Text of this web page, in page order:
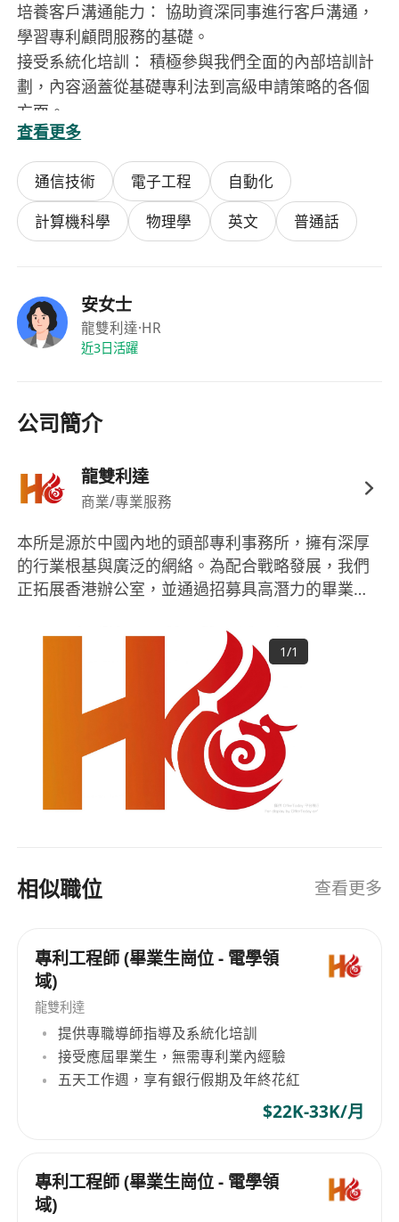
培養客戶溝通能力： 協助資深同事進行客戶溝通，
學習專利顧問服務的基礎。
接受系統化培訓： 積極參與我們全面的內部培訓計
劃，內容涵蓋從基礎專利法到高級申請策略的各個
方面。
資歷與要求：
學歷： 持有相關理工科學科的碩士或以上學位，例
如：通訊、電子工程、自動化、控制、計算機科
學、物理學等相關領域。
經驗： 無需任何專利行業經驗。我們熱烈歡迎應屆
（普通話和英文流利）。本科階段接受中文教育、
研究生階段接受英文教育的候選人將獲優先考慮。
核心技能：
卓越的書面表達與溝通能力。
能清晰、簡潔地闡述複雜概念。
對科技與創新抱有真正的熱忱。
出色的分析、解決問題及學習能力。
主動積極，有強烈的責任感。
具備團隊合作精神及良好的人際交往能力。
查看更多
通信技術 電子工程
自動化
計算機科學
物理學 英文 普通話
安女士
龍雙利達·HR
近3日活躍
公司簡介
龍雙利達
商業/專業服務
本所是源於中國內地的頭部專利事務所，擁有深厚
的行業根基與廣泛的網絡。為配合戰略發展，我們
正拓展香港辦公室，並通過招募具高潛力的畢業專
景），來投資和培養下一代的專利專家。這是一個
獨一無二的機會，你將在國際化的環境中開啟你的
職業生涯，師從頂尖專家，成長為連接中國創新與
全球市場的關鍵人才。 本所為香港註冊僱主，歡迎
所有合資格人士申請。我們尤其鼓勵應屆畢業生及
符合資格申請香港工作簽證的人士（如IANG、高端
人才通行證計劃等）應聘。我們將為傑出的人才提
1/1
相似職位 查看更多
專利工程師 (畢業生崗位 - 電學領
域)
龍雙利達
提供專職導師指導及系統化培訓
接受應屆畢業生，無需專利業內經驗
五天工作週，享有銀行假期及年終花紅
$22K-33K/月
專利工程師 (畢業生崗位 - 電學領
域)